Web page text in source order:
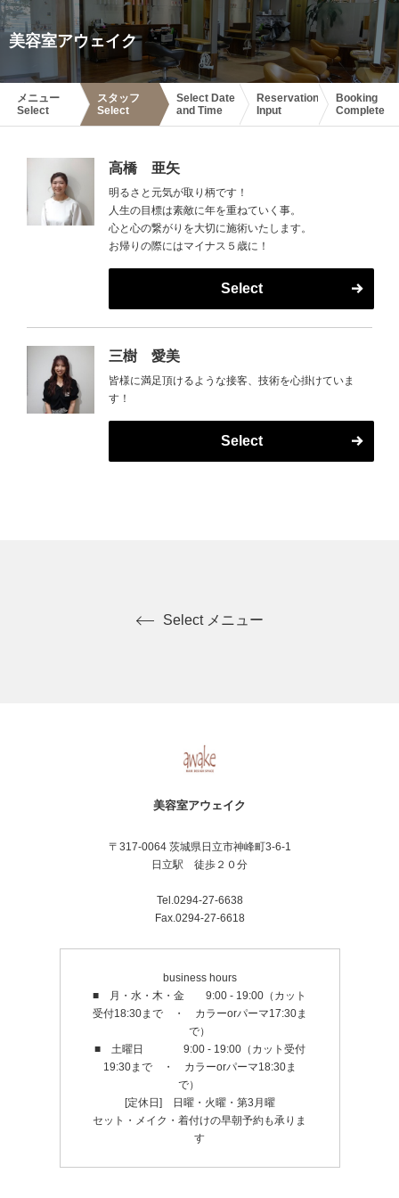
美容室アウェイク
メニュー
Select
スタッフ
Select
Select Date
and Time
Reservation
Input
Booking
Complete
高橋 亜矢
明るさと元気が取り柄です！
人生の目標は素敵に年を重ねていく事。
心と心の繋がりを大切に施術いたします。
お帰りの際にはマイナス５歳に！
Select
三樹 愛美
皆様に満足頂けるような接客、技術を心掛けていま
す！
Select
Select メニュー
美容室アウェイク
〒317-0064 茨城県日立市神峰町3-6-1
日立駅 徒歩２０分
Tel.0294-27-6638
Fax.0294-27-6618
business hours
■ 月・水・木・金 9:00 - 19:00（カット
受付18:30まで ・ カラーorパーマ17:30ま
で）
■ 土曜日 9:00 - 19:00（カット受付
19:30まで ・ カラーorパーマ18:30ま
で）
[定休日] 日曜・火曜・第3月曜
セット・メイク・着付けの早朝予約も承りま
す